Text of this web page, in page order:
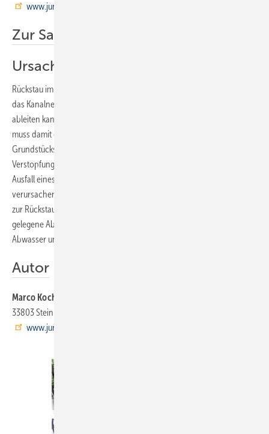
www.jung-pumpen.de/service/seminare
Zur Sache
Ursache für Rückstau
Rückstau im Kanal entsteht meistens bei Starkregenereignissen, wenn
das Kanalnetz nicht das gesamte anfallende Niederschlagswasser
ableiten kann. Bei dieser kurzfristigen Überlastung des Kanalnetzes
muss damit gerechnet werden, dass die Haus- oder auch
Grundstücksentwässerungsanlagen zeitweise unter Rückstau stehen.
Verstopfungen oder Ablagerungen im Kanal, Rohrbruch oder der
Ausfall eines Pumpwerkes können ebenfalls einen Rückstau
verursachen. Bei solchen Kanalüberlastungen steigt das Abwasser bis
zur Rückstauebene an. Sind dann unterhalb der Straßenoberfläche
gelegene Ablaufstellen nicht gegen Rückstau geschützt, kann das
Abwasser ungehindert in den Keller eindringen.
Autor
Marco Koch
33803 Steinhagen, Telefon (0 52 04) 17-0, Telefax (0 52 04) 8 03 68,
www.jung-pumpen.de